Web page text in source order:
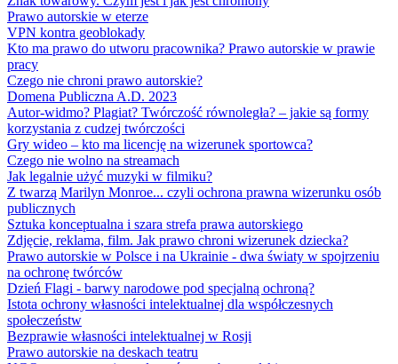
Prawo autorskie w eterze
VPN kontra geoblokady
Kto ma prawo do utworu pracownika? Prawo autorskie w prawie
pracy
Czego nie chroni prawo autorskie?
Domena Publiczna A.D. 2023
Autor-widmo? Plagiat? Twórczość równoległa? – jakie są formy
korzystania z cudzej twórczości
Gry wideo – kto ma licencję na wizerunek sportowca?
Czego nie wolno na streamach
Jak legalnie użyć muzyki w filmiku?
Z twarzą Marilyn Monroe... czyli ochrona prawna wizerunku osób
publicznych
Sztuka konceptualna i szara strefa prawa autorskiego
Zdjęcie, reklama, film. Jak prawo chroni wizerunek dziecka?
Prawo autorskie w Polsce i na Ukrainie - dwa światy w spojrzeniu
na ochronę twórców
Dzień Flagi - barwy narodowe pod specjalną ochroną?
Istota ochrony własności intelektualnej dla współczesnych
społeczeństw
Bezprawie własności intelektualnej w Rosji
Prawo autorskie na deskach teatru